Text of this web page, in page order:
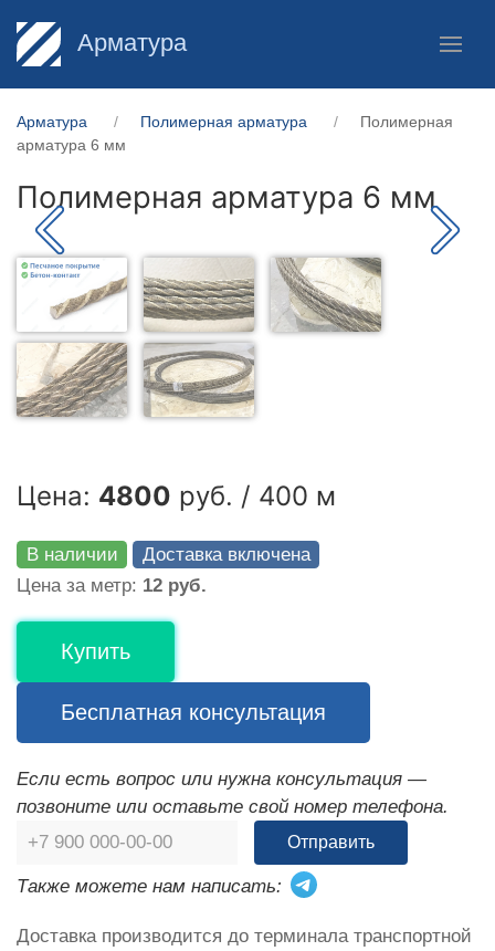
Арматура
Арматура Полимерная арматура
Полимерная
арматура 6 мм
Полимерная арматура 6 мм
Цена: 4800 руб. / 400 м
В наличии
Доставка включена
Цена за метр: 12 руб.
Купить
Бесплатная консультация
Если есть вопрос или нужна консультация —
позвоните или оставьте свой номер телефона.
Отправить
Также можете нам написать:
Доставка производится до терминала транспортной